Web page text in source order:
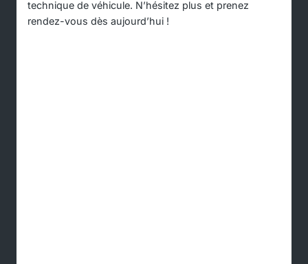
technique de véhicule. N’hésitez plus et prenez
rendez-vous dès aujourd’hui !